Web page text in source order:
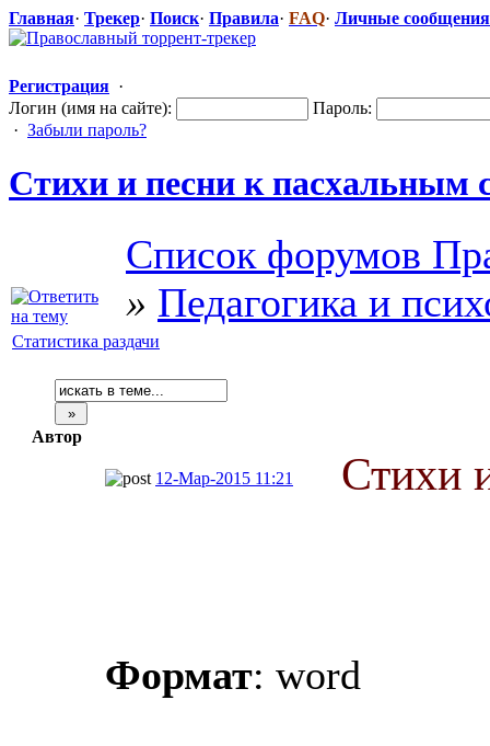
Главная· Трекер· Поиск· Правила· FAQ· Личные сообщения
Регистрация ·
Логин (имя на сайте):
Пароль:
· Забыли пароль?
Стихи и песни к пасхальным
Список форумов
» Педагогика и
Статистика раздачи
Автор
12-Мар-2015 11:21 Стихи
Формат: word